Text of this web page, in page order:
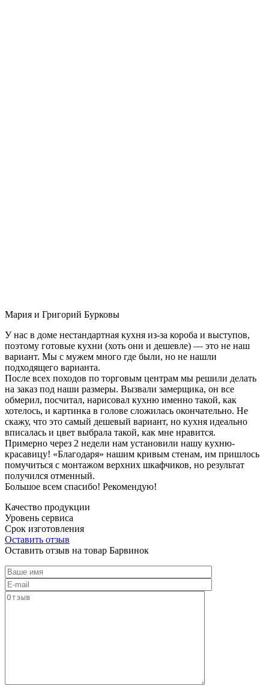
Мария и Григорий Бурковы
У нас в доме нестандартная кухня из-за короба и выступов,
поэтому готовые кухни (хоть они и дешевле) — это не наш
вариант. Мы с мужем много где были, но не нашли
подходящего варианта.
После всех походов по торговым центрам мы решили делать
на заказ под наши размеры. Вызвали замерщика, он все
обмерил, посчитал, нарисовал кухню именно такой, как
хотелось, и картинка в голове сложилась окончательно. Не
скажу, что это самый дешевый вариант, но кухня идеально
вписалась и цвет выбрала такой, как мне нравится.
Примерно через 2 недели нам установили нашу кухню-
красавицу! «Благодаря» нашим кривым стенам, им пришлось
помучиться с монтажом верхних шкафчиков, но результат
получился отменный.
Большое всем спасибо! Рекомендую!
Качество продукции
Уровень сервиса
Срок изготовления
Оставить отзыв
Оставить отзыв на товар Барвинок